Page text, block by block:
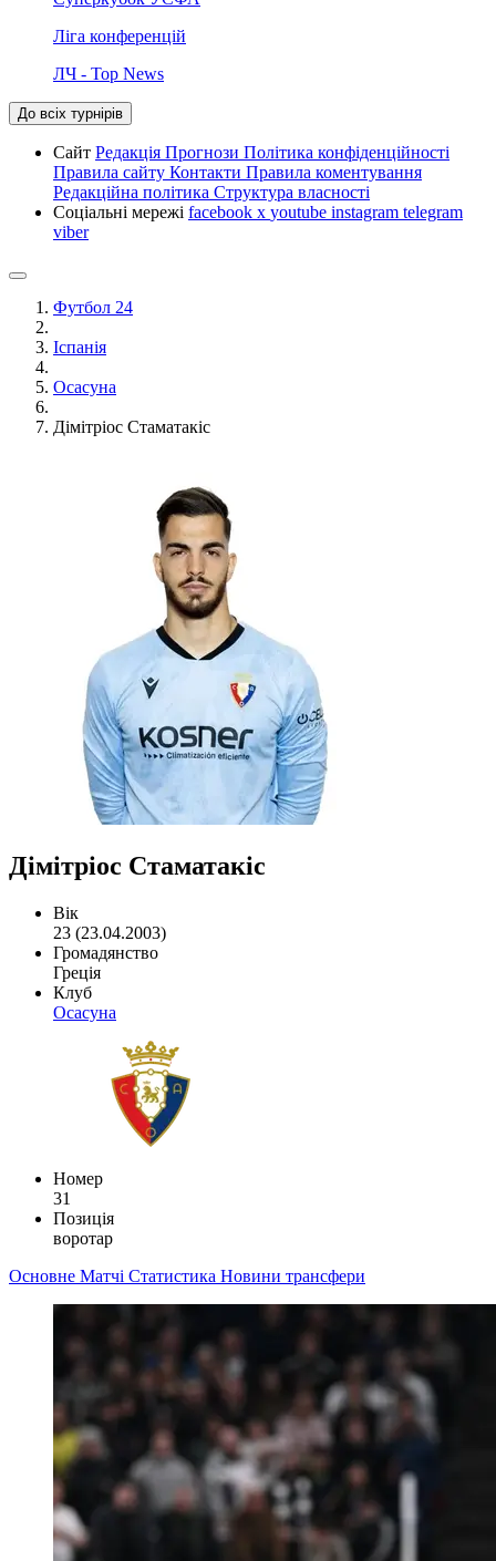
Ліга конференцій
ЛЧ - Top News
До всіх турнірів
Сайт Редакція Прогнози Політика конфіденційності
Правила сайту Контакти Правила коментування
Редакційна політика Структура власності
Соціальні мережі facebook x youtube instagram telegram
viber
Футбол 24
Іспанія
Осасуна
Дімітріос Стаматакіс
Дімітріос Стаматакіс
Вік
23 (23.04.2003)
Громадянство
Греція
Клуб
Осасуна
Номер
31
Позиція
воротар
Основне Матчі Статистика Новини трансфери